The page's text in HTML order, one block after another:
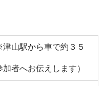
山駅から車で約３５
加者へお伝えします）